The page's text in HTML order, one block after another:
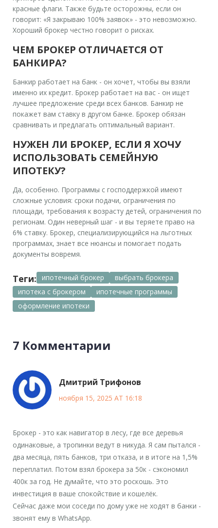
красные флаги. Также будьте осторожны, если он
говорит: «Я закрываю 100% заявок» - это невозможно.
Хороший брокер честно говорит о рисках.
ЧЕМ БРОКЕР ОТЛИЧАЕТСЯ ОТ
БАНКИРА?
Банкир работает на банк - он хочет, чтобы вы взяли
именно их кредит. Брокер работает на вас - он ищет
лучшее предложение среди всех банков. Банкир не
покажет вам ставку в другом банке. Брокер обязан
сравнивать и предлагать оптимальный вариант.
НУЖЕН ЛИ БРОКЕР, ЕСЛИ Я ХОЧУ
ИСПОЛЬЗОВАТЬ СЕМЕЙНУЮ
ИПОТЕКУ?
Да, особенно. Программы с господдержкой имеют
сложные условия: сроки подачи, ограничения по
площади, требования к возрасту детей, ограничения по
регионам. Один неверный шаг - и вы теряете право на
6% ставку. Брокер, специализирующийся на льготных
программах, знает все нюансы и помогает подать
документы вовремя.
Теги: ипотечный брокер
выбрать брокера
ипотека с брокером
ипотечные программы
оформление ипотеки
7 Комментарии
Дмитрий Трифонов
ноября 15, 2025 AT 16:18
Брокер - это как навигатор в лесу, где все деревья
одинаковые, а тропинки ведут в никуда. Я сам пытался -
два месяца, пять банков, три отказа, и в итоге на 1,5%
переплатил. Потом взял брокера за 50к - сэкономил
400к за год. Не думайте, что это роскошь. Это
инвестиция в ваше спокойствие и кошелёк.
Сейчас даже мои соседи по дому уже не ходят в банки -
звонят ему в WhatsApp.